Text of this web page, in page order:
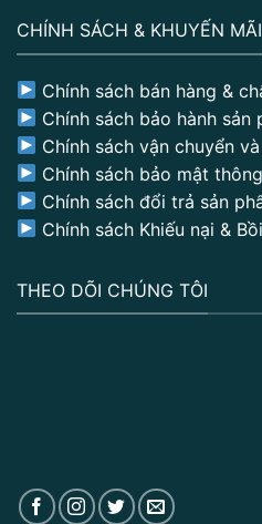
CHÍNH SÁCH & KHUYẾN MÃI
Chính sách bán hàng &
Chính sách bảo hành sản
Chính sách vận chuyển
Chính sách bảo mật
Chính sách đổi trả sản
Chính sách Khiếu nại &
THEO DÕI CHÚNG TÔI